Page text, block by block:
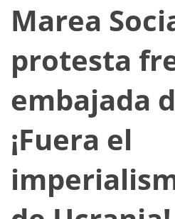
Marea
protesta
embajada
¡Fuera el